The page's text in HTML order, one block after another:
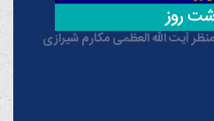
آیت الله العظمی مکارم شیرازی